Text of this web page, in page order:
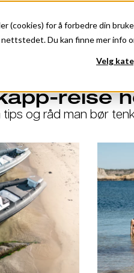
for å forbedre din
Du kan finne mer info
Velg
reise
og råd man bør